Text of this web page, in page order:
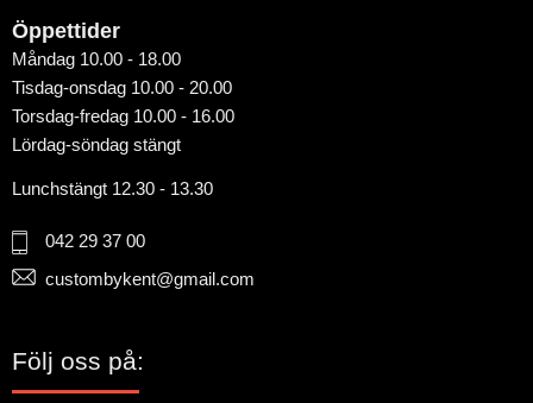
Öppettider
Måndag 10.00 - 18.00
Tisdag-onsdag 10.00 - 20.00
Torsdag-fredag 10.00 - 16.00
Lördag-söndag stängt
Lunchstängt 12.30 - 13.30
042 29 37 00
custombykent@gmail.com
Följ oss på: